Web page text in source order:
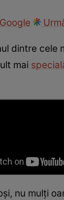
dintre
mai
nu mulți